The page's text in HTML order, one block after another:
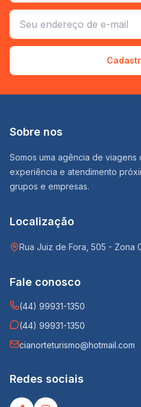
Sobre nos
Somos uma agência de viagens
experiência e atendimento
grupos e empresas.
Localização
Rua Juiz de Fora, 505 - Zona
Fale conosco
(44) 99931-1350
(44) 99931-1350
cianorteturismo@hotmail.com
Redes sociais